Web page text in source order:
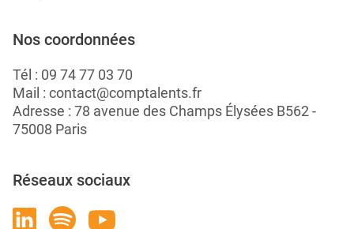
Nos coordonnées
Tél : 09 74 77 03 70
Mail : contact@comptalents.fr
Adresse : 78 avenue des Champs Élysées B562 -
75008 Paris
Réseaux sociaux